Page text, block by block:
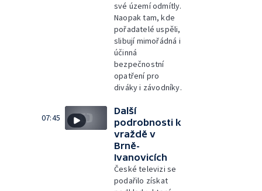
své území odmítly.
Naopak tam, kde
pořadatelé uspěli,
slibují mimořádná i
účinná
bezpečnostní
opatření pro
diváky i závodníky.
07:45
Další
podrobnosti k
vraždě v
Brně-
Ivanovicích
České televizi se
podařilo získat